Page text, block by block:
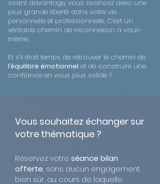
osant davantage, vous avancez avec une
plus grande liberté dans votre vie
personnelle et professionnelle. C’est un
véritable chemin de reconnexion à vous-
même.
Et s’il était temps de retrouver le chemin de
l’équilibre émotionnel et de construire une
confiance en vous plus solide ?
Vous souhaitez échanger sur
votre thématique ?
Réservez votre séance bilan
offerte, sans aucun engagement
bien sûr, au cours de laquelle